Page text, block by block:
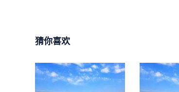
猜你喜欢